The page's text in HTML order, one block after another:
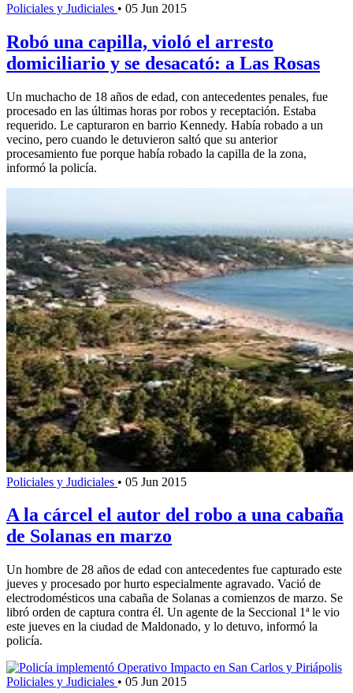
Policiales y Judiciales • 05 Jun 2015
Robó una capilla, violó el arresto
domiciliario y se desacató: a Las Rosas
Un muchacho de 18 años de edad, con antecedentes penales, fue
procesado en las últimas horas por robos y receptación. Estaba
requerido. Le capturaron en barrio Kennedy. Había robado a un
vecino, pero cuando le detuvieron saltó que su anterior
procesamiento fue porque había robado la capilla de la zona,
informó la policía.
Policiales y Judiciales • 05 Jun 2015
A la cárcel el autor del robo a una cabaña
de Solanas en marzo
Un hombre de 28 años de edad con antecedentes fue capturado este
jueves y procesado por hurto especialmente agravado. Vació de
electrodomésticos una cabaña de Solanas a comienzos de marzo. Se
libró orden de captura contra él. Un agente de la Seccional 1ª le vio
este jueves en la ciudad de Maldonado, y lo detuvo, informó la
policía.
Policiales y Judiciales • 05 Jun 2015